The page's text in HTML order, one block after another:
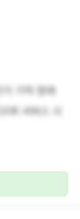
기억 장애
며 서비스 시